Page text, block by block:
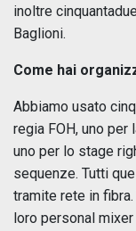
inoltre
Baglioni.
Come hai
Abbiamo usato
regia FOH, uno
uno per lo stage
sequenze. Tutti
tramite rete in
loro personal